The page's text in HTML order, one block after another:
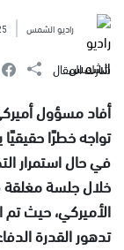
راديو الشمس
شارك المقال
أفاد مسؤول
تواجه خطرًا
في حال استمرار
خلال جلسة مغلقة
الأميركي، حيث تم
تدهور القدرة